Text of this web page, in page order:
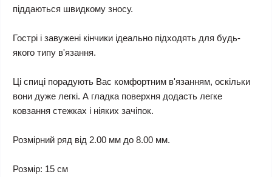
піддаються швидкому зносу.
Гострі і завужені кінчики ідеально підходять для будь-
якого типу в'язання.
Ці спиці порадують Вас комфортним в'язанням, оскільки
вони дуже легкі. А гладка поверхня додасть легке
ковзання стежках і ніяких зачіпок.
Розмірний ряд від 2.00 мм до 8.00 мм.
Розмір: 15 см